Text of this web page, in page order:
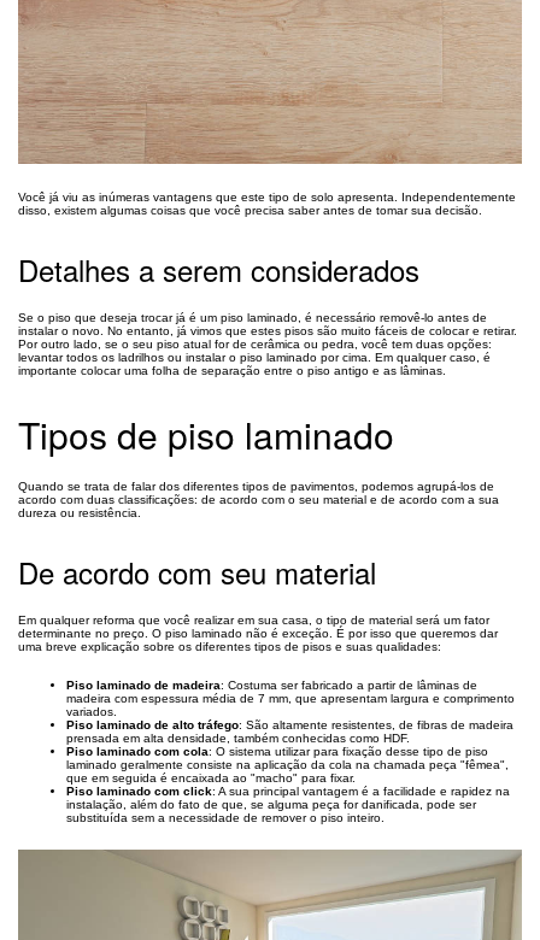
Você já viu as inúmeras vantagens que este tipo de solo apresenta. Independentemente
disso, existem algumas coisas que você precisa saber antes de tomar sua decisão.
Detalhes a serem considerados
Se o piso que deseja trocar já é um piso laminado, é necessário removê-lo antes de
instalar o novo. No entanto, já vimos que estes pisos são muito fáceis de colocar e retirar.
Por outro lado, se o seu piso atual for de cerâmica ou pedra, você tem duas opções:
levantar todos os ladrilhos ou instalar o piso laminado por cima. Em qualquer caso, é
importante colocar uma folha de separação entre o piso antigo e as lâminas.
Tipos de piso laminado
Quando se trata de falar dos diferentes tipos de pavimentos, podemos agrupá-los de
acordo com duas classificações: de acordo com o seu material e de acordo com a sua
dureza ou resistência.
De acordo com seu material
Em qualquer reforma que você realizar em sua casa, o tipo de material será um fator
determinante no preço. O piso laminado não é exceção. É por isso que queremos dar
uma breve explicação sobre os diferentes tipos de pisos e suas qualidades:
Piso laminado de madeira: Costuma ser fabricado a partir de lâminas de
madeira com espessura média de 7 mm, que apresentam largura e comprimento
variados.
Piso laminado de alto tráfego: São altamente resistentes, de fibras de madeira
prensada em alta densidade, também conhecidas como HDF.
Piso laminado com cola: O sistema utilizar para fixação desse tipo de piso
laminado geralmente consiste na aplicação da cola na chamada peça "fêmea",
que em seguida é encaixada ao "macho" para fixar.
Piso laminado com click: A sua principal vantagem é a facilidade e rapidez na
instalação, além do fato de que, se alguma peça for danificada, pode ser
substituída sem a necessidade de remover o piso inteiro.